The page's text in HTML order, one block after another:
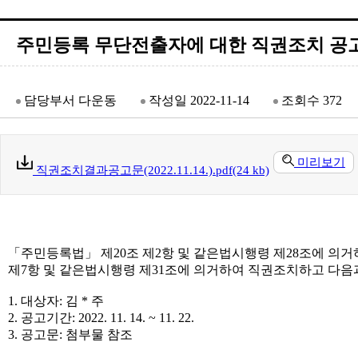
주민등록 무단전출자에 대한 직권조치 공
담당부서 다운동 작성일 2022-11-14 조회수 372
직권조치결과공고문(2022.11.14.).pdf(24 kb)
미리보기
「주민등록법」 제20조 제2항 및 같은법시행령 제28조에 의
제7항 및 같은법시행령 제31조에 의거하여 직권조치하고 다
1. 대상자: 김 * 주
2. 공고기간: 2022. 11. 14. ~ 11. 22.
3. 공고문: 첨부물 참조